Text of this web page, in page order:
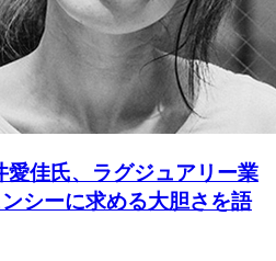
愛佳氏、ラグジュアリー業
シーに求める大胆さを語